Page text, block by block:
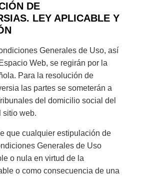
DE
LEY APLICABLE Y
Generales de Uso, así
Web, se regirán por la
Para la resolución de
las partes se someterán a
del domicilio social del
sitio web.
que cualquier estipulación de
Generales de Uso
o nula en virtud de la
o como consecuencia de una